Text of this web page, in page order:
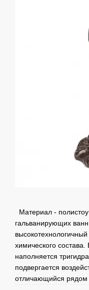
Материал -
гальванирующих
химического
наполняется
подвергается
отличающийся рядом